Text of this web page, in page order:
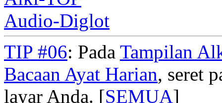
Audio-Diglot
TIP #06: Pada Tampilan
Bacaan Ayat Harian, seret
layar Anda. [SEMUA]